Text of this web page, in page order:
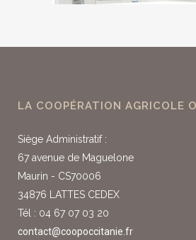
LA COOPÉRATION AGRICOLE
Siège Administratif :
67 avenue de Maguelone
Maurin - CS70006
34876 LATTES CEDEX
Tél : 04 67 07 03 20
contact@coopoccitanie.fr